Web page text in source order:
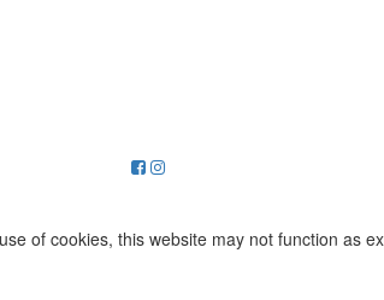
of cookies, this website may not function as